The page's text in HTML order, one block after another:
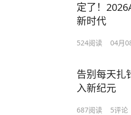
定了！
新时代
524阅读 04月
告别每天扎
入新纪元
687阅读 5评论